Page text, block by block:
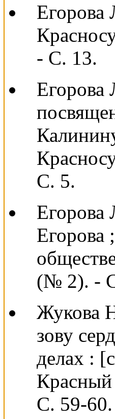
Егорова
- С. 13.
Егорова
С. 5.
Егорова
(№ 2). -
Жукова
зову
делах :
Красный
С. 59-60.